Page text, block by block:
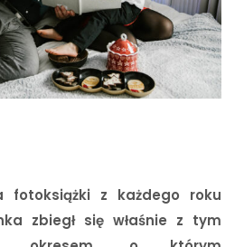
fotoksiążki z każdego roku
zbiegł się właśnie z tym